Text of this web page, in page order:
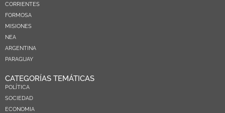
CORRIENTES
FORMOSA
MISIONES
NEA
ARGENTINA
PARAGUAY
CATEGORÍAS TEMÁTICAS
POLÍTICA
SOCIEDAD
ECONOMIA